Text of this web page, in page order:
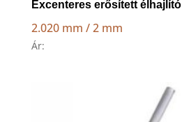
Excenteres erősített élhajlító
2.020 mm / 2 mm
Ár: